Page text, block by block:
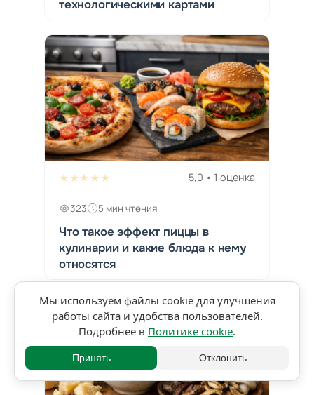
технологическими картами
★★★★★ 5,0 • 1 оценка
323 5 мин чтения
Что такое эффект пиццы в
кулинарии и какие блюда к нему
относятся
Мы используем файлы cookie для улучшения
работы сайта и удобства пользователей.
Подробнее в Политике cookie.
Принять Отклонить